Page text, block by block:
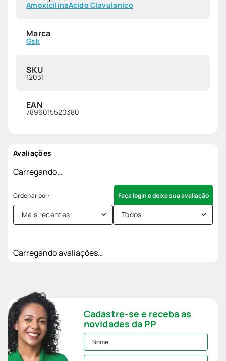
AmoxicilinaAcido Clavulanico
Marca
Gsk
SKU
12031
EAN
7896015520380
Avaliações
Carregando…
Faça login e deixe sua avaliação
Mais recentes Todos
Carregando avaliações…
Cadastre-se e receba as
novidades da PP